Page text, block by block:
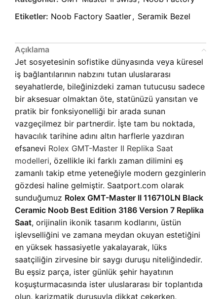
Etiketler: Noob Factory Saatler, Seramik Bezel
Açıklama
Jet sosyetesinin sofistike dünyasında veya küresel
iş bağlantılarının nabzını tutan uluslararası
seyahatlerde, bileğinizdeki zaman tutucusu sadece
bir aksesuar olmaktan öte, statünüzü yansıtan ve
pratik bir fonksiyonelliği bir arada sunan
vazgeçilmez bir partnerdir. İşte tam bu noktada,
havacılık tarihine adını altın harflerle yazdıran
efsanevi Rolex GMT-Master II Replika Saat
modelleri, özellikle iki farklı zaman dilimini eş
zamanlı takip etme yeteneğiyle modern gezginlerin
gözdesi haline gelmiştir. Saatport.com olarak
sunduğumuz Rolex GMT-Master II 116710LN Black
Ceramic Noob Best Edition 3186 Version 7 Replika
Saat, orijinalin ikonik tasarım kodlarını, üstün
işlevselliğini ve zamana meydan okuyan estetiğini
en yüksek hassasiyetle yakalayarak, lüks
saatçiliğin zirvesine bir saygı duruşu niteliğindedir.
Bu eşsiz parça, ister günlük şehir hayatının
koşuşturmacasında ister uluslararası bir toplantıda
olun, karizmatik duruşuyla dikkat çekerken,